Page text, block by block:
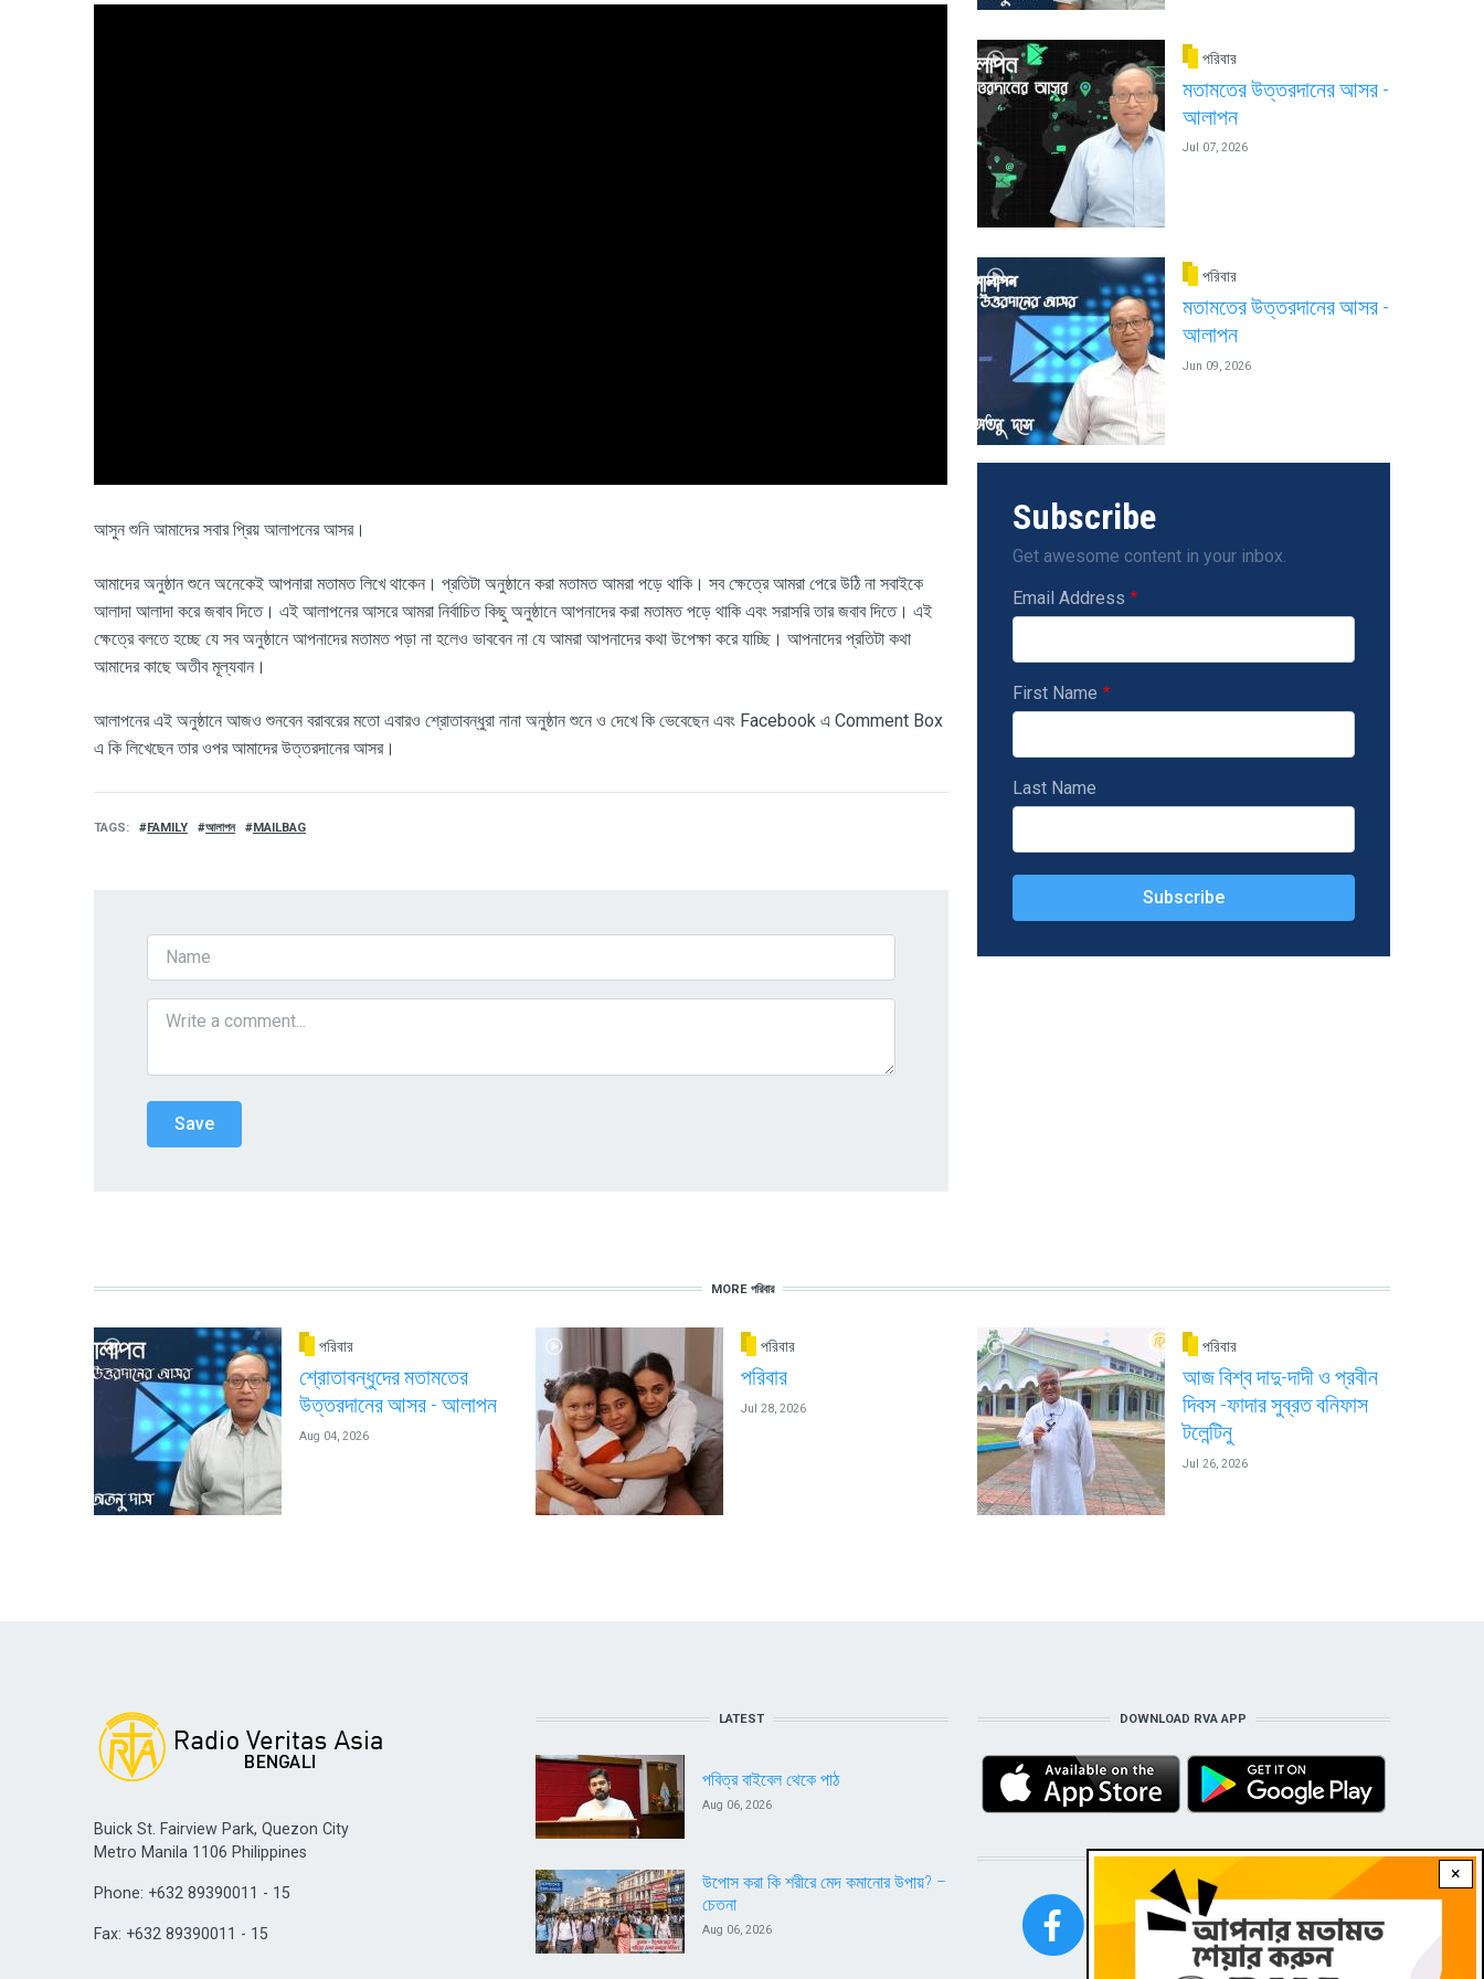
আসুন শুনি আমাদের সবার প্রিয় আলাপনের আসর।
আমাদের অনুষ্ঠান শুনে অনেকেই আপনারা মতামত লিখে থাকেন। প্রতিটা অনুষ্ঠানে করা মতামত আমরা পড়ে থাকি। সব ক্ষেত্রে আমরা পেরে উঠি না সবাইকে
আলাদা আলাদা করে জবাব দিতে। এই আলাপনের আসরে আমরা নির্বাচিত কিছু অনুষ্ঠানে আপনাদের করা মতামত পড়ে থাকি এবং সরাসরি তার জবাব দিতে। এই
ক্ষেত্রে বলতে হচ্ছে যে সব অনুষ্ঠানে আপনাদের মতামত পড়া না হলেও ভাববেন না যে আমরা আপনাদের কথা উপেক্ষা করে যাচ্ছি। আপনাদের প্রতিটা কথা
আমাদের কাছে অতীবমূল্যবান।
আলাপনের এই অনুষ্ঠানে আজও শুনবেন বরাবরের মতো এবারও শ্রোতাবন্ধুরা নানা অনুষ্ঠান শুনে ও দেখে কি ভেবেছেন এবং Facebook এ Comment Box
এ কি লিখেছেন তার ওপর আমাদের উত্তরদানের আসর।
TAGS FAMILY আলাপন MAILBAG
পরিবার
মতামতের উত্তরদানের আসর -
আলাপন
Jul 07, 2026
পরিবার
মতামতের উত্তরদানের আসর -
আলাপন
Jun 09, 2026
Subscribe
Get awesome content in your inbox.
Email Address
First Name
Last Name
MORE পরিবার
পরিবার
শ্রোতাবন্ধুদের মতামতের
উত্তরদানের আসর - আলাপন
Aug 04, 2026
পরিবার
পরিবার
Jul 28, 2026
পরিবার
আজ বিশ্ব দাদু-দাদী ও প্রবীন
দিবস -ফাদার সুব্রত বনিফাস
টলেন্টিনু
Jul 26, 2026
×
Buick St. Fairview Park, Quezon City
Metro Manila 1106 Philippines
Phone: +632 89390011 - 15
Fax: +632 89390011 - 15
LATEST
পবিত্র বাইবেল থেকে পাঠ
Aug 06, 2026
উপোস করা কি শরীরে মেদ কমানোর উপায়? –
চেতনা
Aug 06, 2026
DOWNLOAD RVA APP
STAY CONNECTED WITH US!